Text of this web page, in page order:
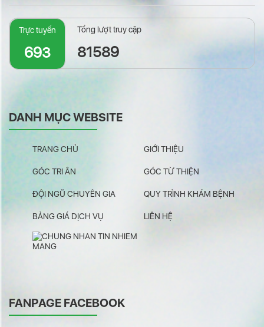
Trực tuyến
693
Tổng lượt truy cập
81589
DANH MỤC WEBSITE
TRANG CHỦ GIỚI THIỆU
GÓC TRI ÂN GÓC TỪ THIỆN
ĐỘI NGŨ CHUYÊN GIA QUY TRÌNH KHÁM BỆNH
BẢNG GIÁ DỊCH VỤ LIÊN HỆ
FANPAGE FACEBOOK